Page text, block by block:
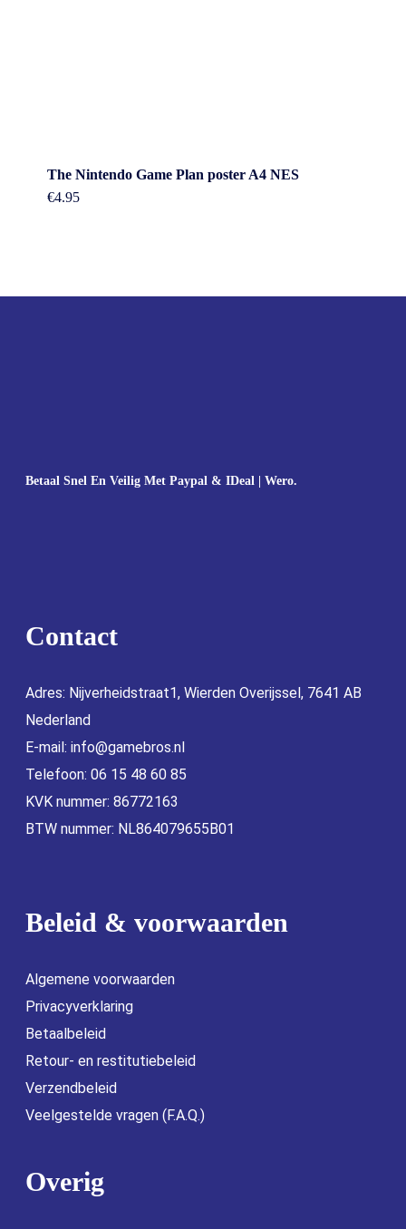
The Nintendo Game Plan poster A4 NES
€4.95
Betaal Snel En Veilig Met Paypal & IDeal | Wero.
Contact
Adres: Nijverheidstraat1, Wierden Overijssel, 7641 AB
Nederland
E-mail: info@gamebros.nl
Telefoon: 06 15 48 60 85
KVK nummer: 86772163
BTW nummer: NL864079655B01
Beleid & voorwaarden
Algemene voorwaarden
Privacyverklaring
Betaalbeleid
Retour- en restitutiebeleid
Verzendbeleid
Veelgestelde vragen (F.A.Q.)
Overig